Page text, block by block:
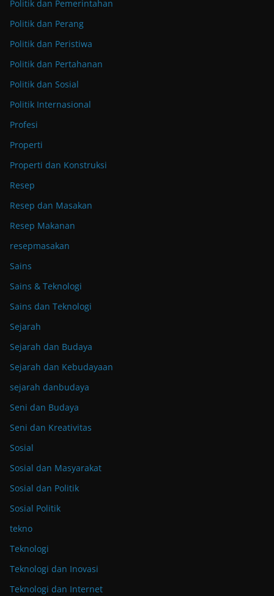
Politik dan Pemerintahan
Politik dan Perang
Politik dan Peristiwa
Politik dan Pertahanan
Politik dan Sosial
Politik Internasional
Profesi
Properti
Properti dan Konstruksi
Resep
Resep dan Masakan
Resep Makanan
resepmasakan
Sains
Sains & Teknologi
Sains dan Teknologi
Sejarah
Sejarah dan Budaya
Sejarah dan Kebudayaan
sejarah danbudaya
Seni dan Budaya
Seni dan Kreativitas
Sosial
Sosial dan Masyarakat
Sosial dan Politik
Sosial Politik
tekno
Teknologi
Teknologi dan Inovasi
Teknologi dan Internet